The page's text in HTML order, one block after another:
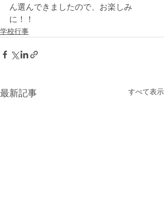
ん選んできましたので、お楽しみ
に！！
学校行事
最新記事 すべて表示